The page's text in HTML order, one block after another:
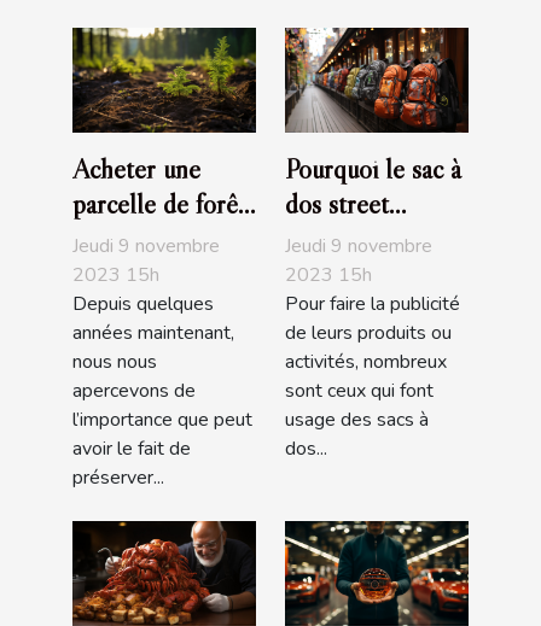
Acheter une
parcelle de forêt,
un investissement
écologique
Jeudi 9 novembre
2023 15h
Depuis quelques
années maintenant,
nous nous
apercevons de
l’importance que peut
avoir le fait de
préserver...
Pourquoi le sac à
dos street
marketing est
pratique ?
Jeudi 9 novembre
2023 15h
Pour faire la publicité
de leurs produits ou
activités, nombreux
sont ceux qui font
usage des sacs à
dos...